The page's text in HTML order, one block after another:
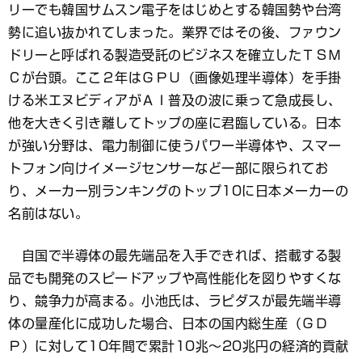
リーでも韓国サムスン電子をはじめとする韓国勢や台湾
勢に追い抜かれてしまった。業界ではその後、ファウン
ドリーと呼ばれる製造受託のビジネスを確立したＴＳＭ
Ｃが台頭。ここ２年はＧＰＵ（画像処理半導体）を手掛
ける米エヌビディアがＡＩ普及の波に乗って急成長し、
他を大きく引き離してトップの座に君臨している。日本
が強い分野は、電力制御に使うパワー半導体や、スマー
トフォン向けイメージセンサーなど一部に限られてお
り、メーカー別ランキングのトップ10に日本メーカーの
名前はない。
自国で半導体の最先端品を入手できれば、搭載する製
品でも開発のスピードアップや高性能化を図りやすくな
り、競争力が高まる。小池氏は、ラピダスが最先端半導
体の量産化に成功した場合、日本の国内総生産（ＧＤ
Ｐ）に対して10年間で累計10兆～20兆円の経済的貢献